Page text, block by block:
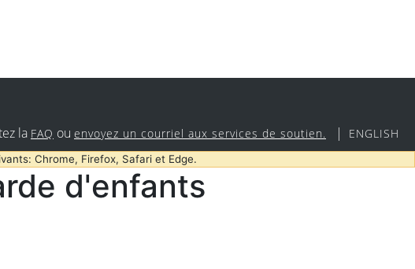
la FAQ ou envoyez un courriel aux services de soutien. | ENGLISH
Chrome, Firefox, Safari et Edge.
d'enfants